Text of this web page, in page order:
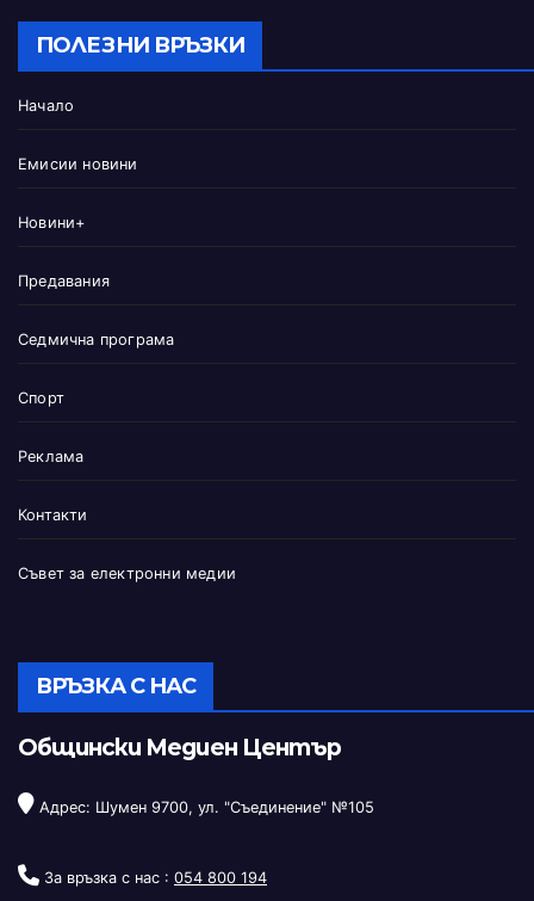
ПОЛЕЗНИ ВРЪЗКИ
Начало
Емисии новини
Новини+
Предавания
Седмична програма
Спорт
Реклама
Контакти
Съвет за електронни медии
ВРЪЗКА С НАС
Общински Медиен Център
Адрес: Шумен 9700, ул. "Съединение" №105
За връзка с нас : 054 800 194